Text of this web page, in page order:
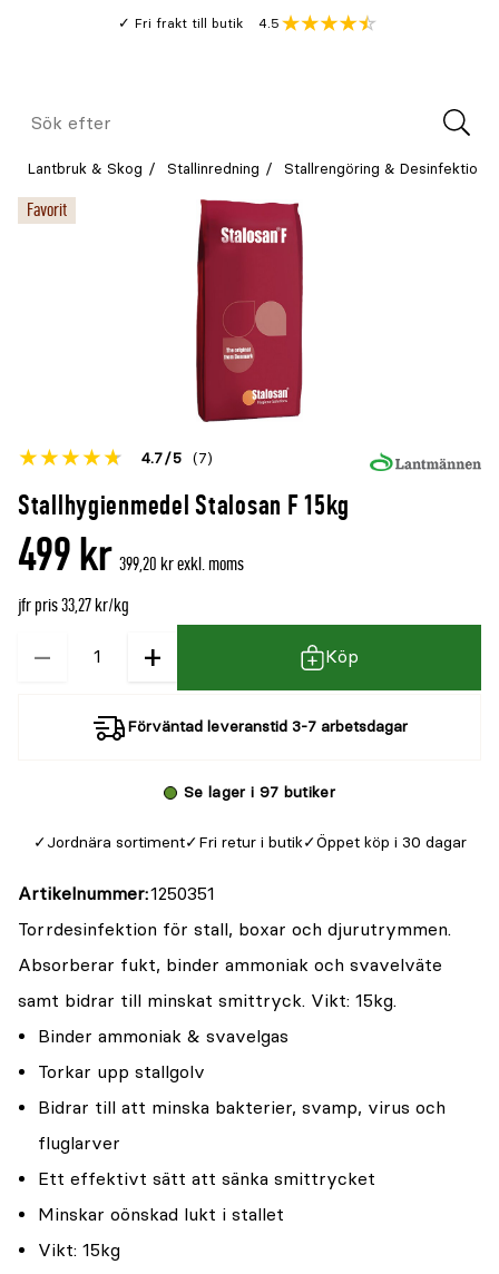
Fri frakt till butik
Genomsnitt
4.5
Meny
Sök
Lantbruk & Skog Stallinredning Stallrengöring & Desinfektion
Stallhygienmedel Stalosan F 15kg
Betyget
denna
4.7 5 (7)
Öppna
recensioner
499 kr 399,20 kr exkl. moms
jfr pris 33,27 kr/kg
−
Kvantitet + Köp
Förväntad leveranstid 3-7 arbetsdagar
Se lager i 97 butiker
Jordnära sortiment Fri retur i butik Öppet köp i 30 dagar
Artikelnummer 1250351
Torrdesinfektion för stall, boxar och djurutrymmen.
Absorberar fukt, binder ammoniak och svavelväte
samt bidrar till minskat smittryck. Vikt: 15kg.
Binder ammoniak & svavelgas
Torkar upp stallgolv
Bidrar till att minska bakterier, svamp, virus och
fluglarver
Ett effektivt sätt att sänka smittrycket
Minskar oönskad lukt i stallet
Vikt: 15kg
Favorit